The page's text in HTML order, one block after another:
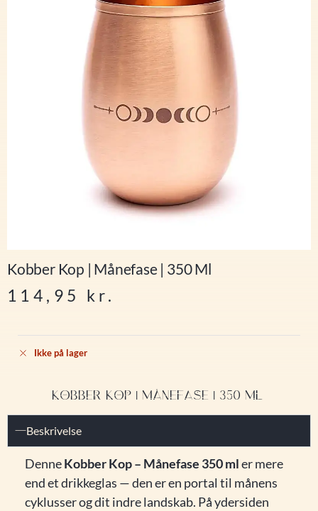
Kobber Kop | Månefase | 350 Ml
114,95 kr.
Ikke på lager
KOBBER KOP | MÅNEFASE | 350 ML
Beskrivelse
DenneKobber Kop – Månefase 350 mler mere
end et drikkeglas — den er en portal til månens
cyklusser og dit indre landskab. På ydersiden